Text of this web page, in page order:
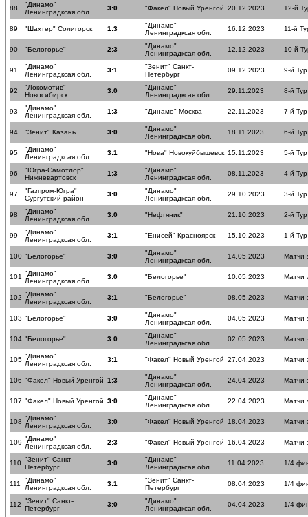
88
"Динамо"
Ленинградксая обл.
3:0 "Факел" Новый Уренгой 20.12.2023 12-й
89 "Шахтер" Солигорск 1:3
"Динамо"
Ленинградксая обл.
16.12.2023 11-й
90 "Белогорье" 2:3
"Динамо"
Ленинградксая обл.
12.12.2023 10-й
91
"Динамо"
Ленинградксая обл.
3:1
"Зенит" Санкт-
Петербург
09.12.2023 9-й Тур
92
"Локомотив"
Новосибирск
3:0
"Динамо"
Ленинградксая обл.
29.11.2023 8-й Тур
93
"Динамо"
Ленинградксая обл.
1:3 "Динамо" Москва 22.11.2023 7-й Тур
94 "Зенит" Казань 3:0
"Динамо"
Ленинградксая обл.
18.11.2023 6-й Тур
95
"Динамо"
Ленинградксая обл.
3:1 "Нова" Новокуйбышевск 15.11.2023 5-й Тур
96
"Югра-Самотлор"
Нижневартовск
1:3
"Динамо"
Ленинградксая обл.
08.11.2023 4-й Тур
97
"Газпром-Югра"
Сургутский район
3:0
"Динамо"
Ленинградксая обл.
29.10.2023 3-й Тур
98
"Динамо"
Ленинградксая обл.
3:0 "Нефтяник" 21.10.2023 2-й Тур
99
"Динамо"
Ленинградксая обл.
3:1 "Енисей" Красноярск 15.10.2023 1-й Тур
100 "Белогорье" 3:0
"Динамо"
Ленинградксая обл.
14.05.2023 Матчи
101 "Динамо"
Ленинградксая обл.
3:0 "Белогорье" 10.05.2023 Матчи
102 "Динамо"
Ленинградксая обл.
3:1 "Белогорье" 08.05.2023 Матчи
103 "Белогорье" 3:0
"Динамо"
Ленинградксая обл.
04.05.2023 Матчи
104 "Белогорье" 3:0
"Динамо"
Ленинградксая обл.
02.05.2023 Матчи
105 "Динамо"
Ленинградксая обл.
3:1 "Факел" Новый Уренгой 27.04.2023 Матчи
106 "Факел" Новый Уренгой 1:3
"Динамо"
Ленинградксая обл.
24.04.2023 Матчи
107 "Факел" Новый Уренгой 3:0
"Динамо"
Ленинградксая обл.
22.04.2023 Матчи
108 "Динамо"
Ленинградксая обл.
3:0 "Факел" Новый Уренгой 18.04.2023 Матчи
109 "Динамо"
Ленинградксая обл.
2:3 "Факел" Новый Уренгой 16.04.2023 Матчи
110 "Зенит" Санкт-
Петербург
3:0
"Динамо"
Ленинградксая обл.
11.04.2023 1/4
111
"Динамо"
Ленинградксая обл.
3:1
"Зенит" Санкт-
Петербург
08.04.2023 1/4
112 "Зенит" Санкт-
Петербург
3:0
"Динамо"
Ленинградксая обл.
04.04.2023 1/4